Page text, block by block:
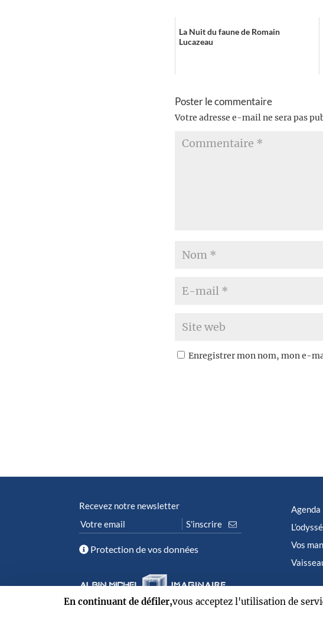
La Nuit du faune de Romain
Lucazeau
Poster le commentaire
Votre adresse e-mail ne sera pas
Enregistrer mon nom, mon e-
Recevez notre newsletter
Protection de vos données
Agenda
Vos
En continuant de défiler,vous acceptez l'utilisation de